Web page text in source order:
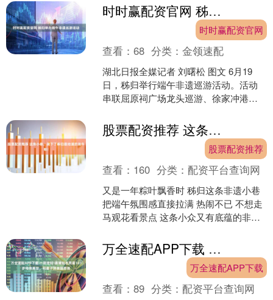
梦幻冰雪馆里，端午节主题....
时时赢配资官网 秭归举办端午非遗巡游活动
时时赢配资官网
查看：68 分类：金领速配
湖北日报全媒记者 刘曙松 图文 6月19
日，秭归举行端午非遗巡游活动。活动
串联屈原祠广场龙头巡游、徐家冲港湾
活化端午非遗民俗、....
股票配资推荐 这条小巷，装下了秭归最地道的端午味！
股票配资推荐
查看： 160 分类：配资平台查询网
又是一年粽叶飘香时 秭归这条非遗小巷
把端午氛围感直接拉满 热闹不已 不想走
马观花看景点 这条小众又有底蕴的非遗
式！ 图丨....
万全速配APP下载 一路走好!香港知名男星101岁母亲离世，和妻子到美国奔丧
万全速配APP下载
查看：89 分类：配资平台查询网